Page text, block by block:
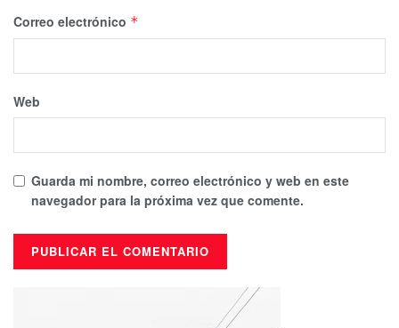
Correo electrónico *
Web
Guarda mi nombre, correo electrónico y web en este
navegador para la próxima vez que comente.